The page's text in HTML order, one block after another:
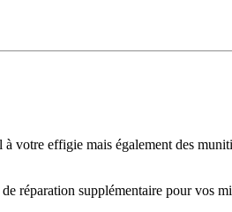
votre effigie mais également des
réparation supplémentaire pour vos